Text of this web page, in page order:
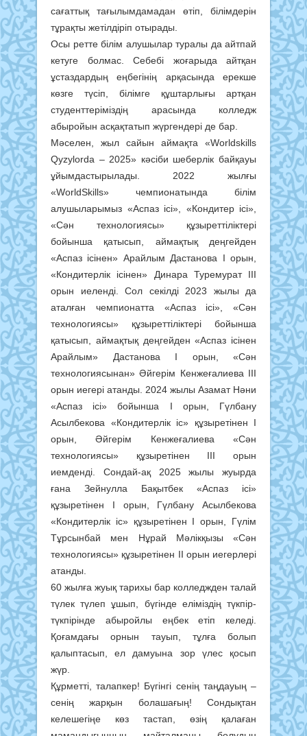
сағаттық тағылымдамадан өтіп, білімдерін
тұрақты жетілдіріп отырады.
Осы ретте білім алушылар туралы да айтпай
кетуге болмас. Себебі жоғарыда айтқан
ұстаздардың еңбегінің арқасында ерекше
көзге түсіп, білімге құштарлығы артқан
студенттеріміздің арасында колледж
абыройын асқақтатып жүргендері де бар.
Мәселен, жыл сайын аймақта «Worldskills
Qyzylorda – 2025» кәсіби шеберлік байқауы
ұйымдастырылады. 2022 жылғы
«WorldSkills» чемпионатында білім
алушыларымыз «Аспаз ісі», «Кондитер ісі»,
«Сән технологиясы» құзыреттіліктері
бойынша қатысып, аймақтық деңгейден
«Аспаз ісінен» Арайлым Дастанова І орын,
«Кондитерлік ісінен» Динара Туремурат ІІІ
орын иеленді. Сол секілді 2023 жылы да
аталған чемпионатта «Аспаз ісі», «Сән
технологиясы» құзыреттіліктері бойынша
қатысып, аймақтық деңгейден «Аспаз ісінен
Арайлым» Дастанова І орын, «Сән
технологиясынан» Әйгерім Кенжеғалиева ІІІ
орын иегері атанды. 2024 жылы Азамат Нәни
«Аспаз ісі» бойынша І орын, Гүлбану
Асылбекова «Кондитерлік іс» құзыретінен І
орын, Әйгерім Кенжеғалиева «Сән
технологиясы» құзыретінен ІІІ орын
иемденді. Сондай-ақ 2025 жылы жуырда
ғана Зейнулла Бақытбек «Аспаз ісі»
құзыретінен І орын, Гүлбану Асылбекова
«Кондитерлік іс» құзыретінен І орын, Гүлім
Тұрсынбай мен Нұрай Мәлікқызы «Сән
технологиясы» құзыретінен ІІ орын иегерлері
атанды.
60 жылға жуық тарихы бар колледжден талай
түлек түлеп ұшып, бүгінде еліміздің түкпір-
түкпірінде абыройлы еңбек етіп келеді.
Қоғамдағы орнын тауып, тұлға болып
қалыптасып, ел дамуына зор үлес қосып
жүр.
Құрметті, талапкер! Бүгінгі сенің таңдауың –
сенің жарқын болашағың! Сондықтан
келешегіңе көз тастап, өзің қалаған